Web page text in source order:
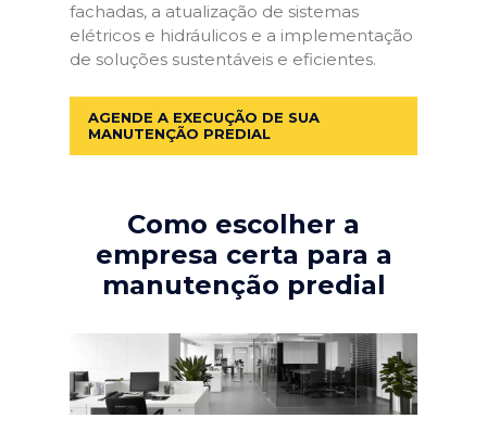
fachadas, a atualização de sistemas
elétricos e hidráulicos e a implementação
de soluções sustentáveis e eficientes.
AGENDE A EXECUÇÃO DE SUA
MANUTENÇÃO PREDIAL
Como escolher a
empresa certa para a
manutenção predial